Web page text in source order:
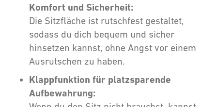
Komfort und Sicherheit:
Die Sitzfläche ist rutschfest gestaltet,
sodass du dich bequem und sicher
hinsetzen kannst, ohne Angst vor einem
Ausrutschen zu haben.
Klappfunktion für platzsparende
Aufbewahrung: